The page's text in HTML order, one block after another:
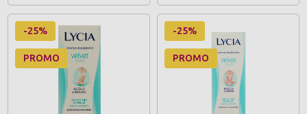
-25%
PROMO
-25%
PROMO